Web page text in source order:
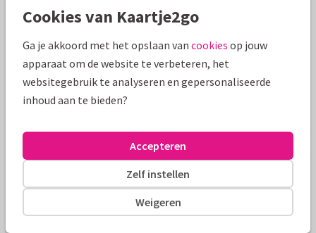
Sinterklaaskaarten Birds and Flowers
Specificaties bij deze kaart
Papiersoort: Kies uit 6 luxe papiersoorten
Adres: Achterop de kaart
Formaten
Cookies van Kaartje2go
Ga je akkoord met het opslaan van cookies op jouw
apparaat om de website te verbeteren, het
websitegebruik te analyseren en gepersonaliseerde
inhoud aan te bieden?
Weigeren
Zelf instellen
Accepteren